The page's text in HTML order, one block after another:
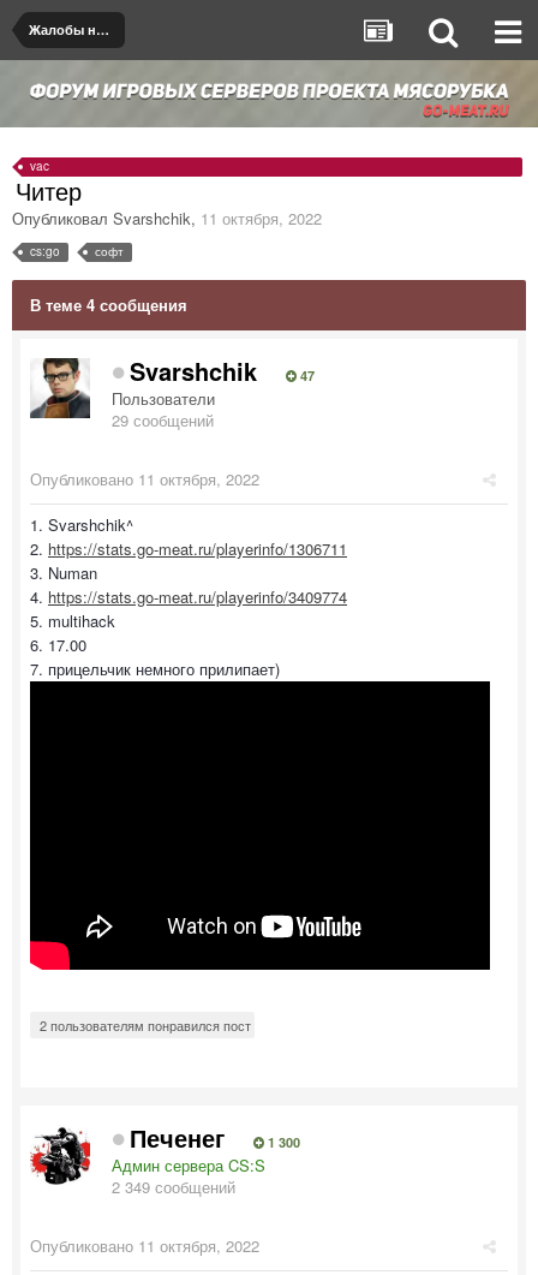
Жалобы на игроков/админов
vac
Читер
Опубликовал Svarshchik, 11 октября, 2022
cs:go софт
В теме 4 сообщения
Svarshchik 47
Пользователи
29 сообщений
Опубликовано 11 октября, 2022
1. Svarshchik^
2. https://stats.go-meat.ru/playerinfo/1306711
3. Numan
4. https://stats.go-meat.ru/playerinfo/3409774
5. multihack
6. 17.00
7. прицельчик немного прилипает)
2 пользователям понравился пост
Печенег 1 300
Админ сервера CS:S
2 349 сообщений
Опубликовано 11 октября, 2022